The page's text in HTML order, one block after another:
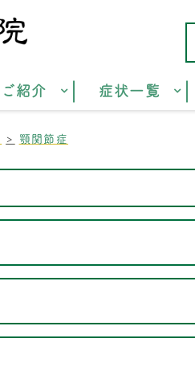
紹介 症状一覧
顎関節症